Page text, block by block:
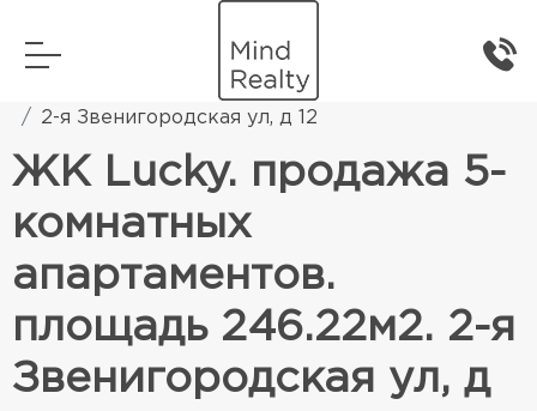
Элитная жилая недвижимость
2-я Звенигородская ул, д 12
ЖК Lucky. продажа 5-
комнатных
апартаментов.
площадь 246.22м2. 2-я
Звенигородская ул, д